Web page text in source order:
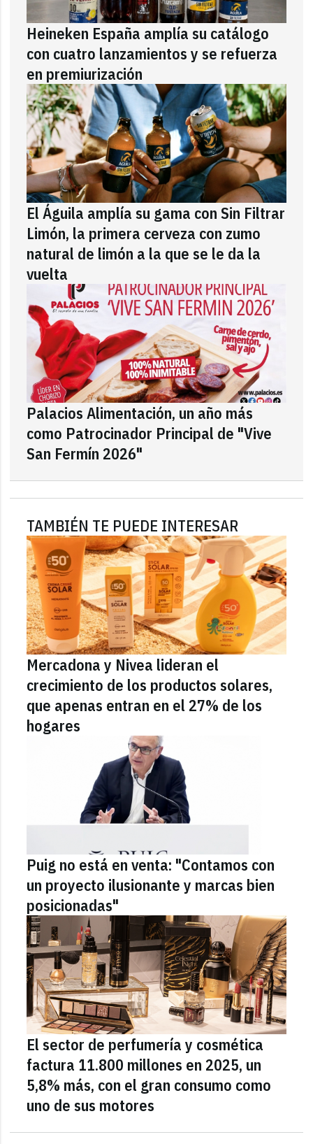
Heineken España amplía su catálogo
con cuatro lanzamientos y se refuerza
en premiurización
El Águila amplía su gama con Sin Filtrar
Limón, la primera cerveza con zumo
natural de limón a la que se le da la
vuelta
Palacios Alimentación, un año más
como Patrocinador Principal de "Vive
San Fermín 2026"
TAMBIÉN TE PUEDE INTERESAR
Mercadona y Nivea lideran el
crecimiento de los productos solares,
que apenas entran en el 27% de los
hogares
Puig no está en venta: "Contamos con
un proyecto ilusionante y marcas bien
posicionadas"
El sector de perfumería y cosmética
factura 11.800 millones en 2025, un
5,8% más, con el gran consumo como
uno de sus motores